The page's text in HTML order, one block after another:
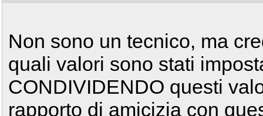
Non sono un tecnico, ma
quali valori sono stati
CONDIVIDENDO questi
rapporto di amicizia con